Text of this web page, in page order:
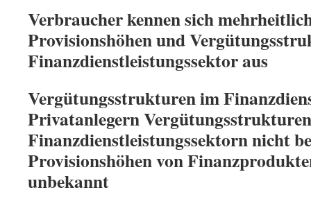
Verbraucher kennen sich
Provisionshöhen und
Finanzdienstleistungssektor aus
Vergütungsstrukturen im
Privatanlegern
Finanzdienstleistungssektorn nicht
Provisionshöhen von
unbekannt